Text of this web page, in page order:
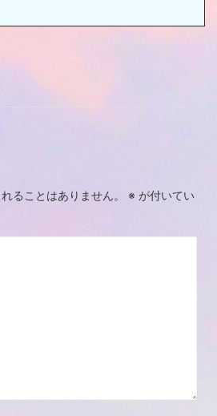
ることはありません。 ※ が付いてい